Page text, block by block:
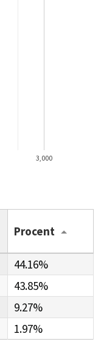
3,000
Procent
44.16%
43.85%
9.27%
1.97%